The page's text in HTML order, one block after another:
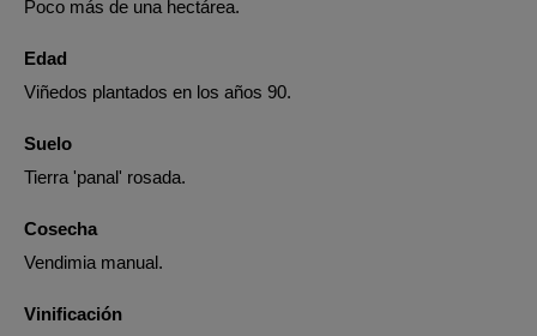
Poco más de una hectárea.
Edad
Viñedos plantados en los años 90.
Suelo
Tierra 'panal' rosada.
Cosecha
Vendimia manual.
Vinificación